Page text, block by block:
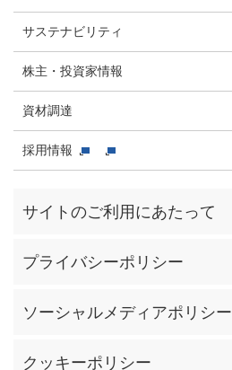
サステナビリティ
株主・投資家情報
資材調達
採用情報
サイトのご利用にあたって
プライバシーポリシー
ソーシャルメディアポリシー
クッキーポリシー